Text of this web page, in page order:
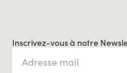
Inscrivez-vous à notre